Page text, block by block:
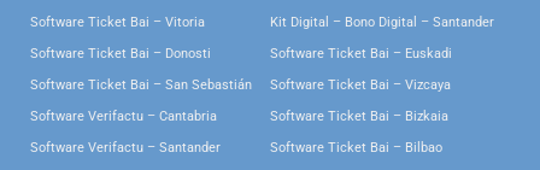
Software Ticket Bai – Vitoria
Software Ticket Bai – Donosti
Software Ticket Bai – San Sebastián
Software Verifactu – Cantabria
Software Verifactu – Santander
Kit Digital – Bono Digital – Santander
Software Ticket Bai – Euskadi
Software Ticket Bai – Vizcaya
Software Ticket Bai – Bizkaia
Software Ticket Bai – Bilbao